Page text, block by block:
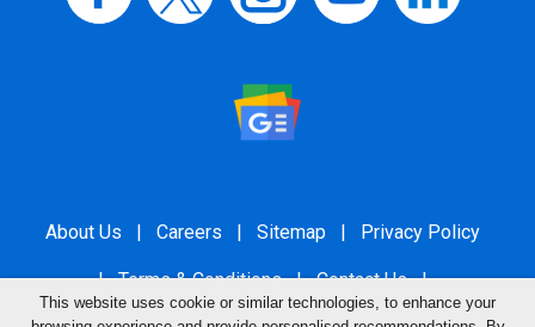
About Us | Careers | Sitemap | Privacy Policy
| Terms & Conditions | Contact Us |
This website uses cookie or similar technologies, to enhance your